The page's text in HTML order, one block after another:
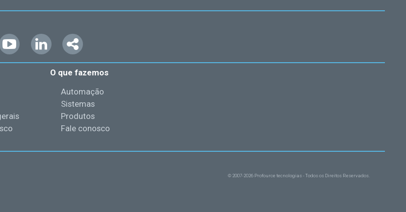
O que fazemos
Automação
Sistemas
Produtos
Fale conosco
© 2007-2026 Profource tecnologias - Todos os Direitos Reservados.